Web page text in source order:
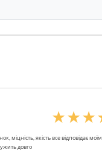
міцність, якість все відповідає моїм
довго